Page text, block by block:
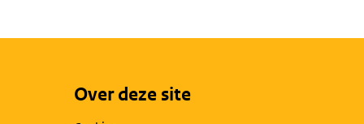
Over deze site